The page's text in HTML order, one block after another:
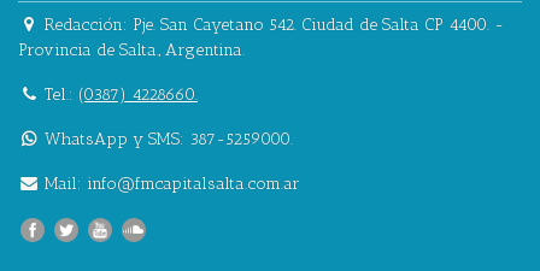
Redacción: Pje. San Cayetano 542. Ciudad de Salta CP 4400. -
Provincia de Salta., Argentina.
Tel.: (0387) 4228660.
WhatsApp y SMS: 387-5259000.
Mail: info@fmcapitalsalta.com.ar